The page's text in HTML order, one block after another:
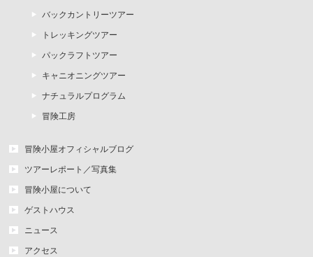
バックカントリーツアー
トレッキングツアー
パックラフトツアー
キャニオニングツアー
ナチュラルプログラム
冒険工房
冒険小屋オフィシャルブログ
ツアーレポート／写真集
冒険小屋について
ゲストハウス
ニュース
アクセス